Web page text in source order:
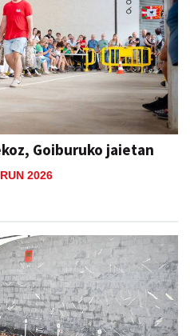
Goiburuko jaietan
2026